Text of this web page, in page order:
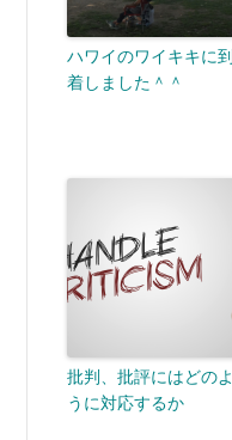
ハワイのワイキキに到
着しました＾＾
批判、批評にはどのよ
うに対応するか